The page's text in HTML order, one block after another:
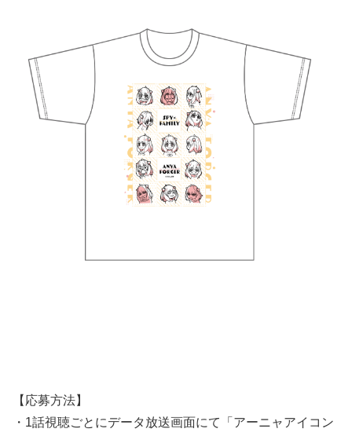
【応募⽅法】
・1話視聴ごとにデータ放送画⾯にて「アーニャアイコン